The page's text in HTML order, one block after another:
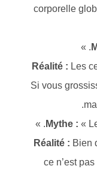
corporelle
Réalité :
Si vous
Mythe : «
Réalité :
ce n’est